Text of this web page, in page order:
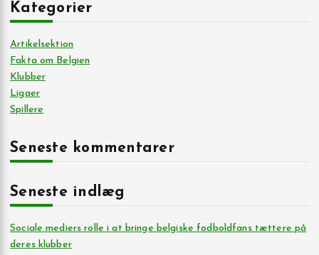
Kategorier
Artikelsektion
Fakta om Belgien
Klubber
Ligaer
Spillere
Seneste kommentarer
Seneste indlæg
Sociale mediers rolle i at bringe belgiske fodboldfans tættere på
deres klubber